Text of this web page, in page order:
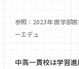
参照： 2023年 医学部
ーエデュ
中高一貫校は学習